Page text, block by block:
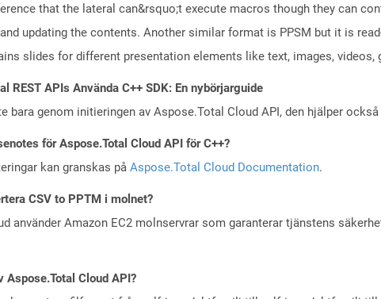
that the lateral can&rsquo;t execute macros though they can
updating the contents. Another similar format is PPSM but it is
slides for different presentation elements like text, images, videos,
REST APIs Använda C++ SDK: En nybörjarguide
bara genom initieringen av Aspose.Total Cloud API, den hjälper
för Aspose.Total Cloud API för C++?
kan granskas på Aspose.Total Cloud Documentation.
CSV to PPTM i molnet?
använder Amazon EC2 molnservrar som garanterar tjänstens
Cloud API?